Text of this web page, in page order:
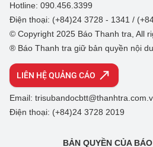
Hotline: 090.456.3399
Điện thoại: (+84)24 3728 - 1341 /
© Copyright 2025 Báo Thanh tra, All
® Báo Thanh tra giữ bản quyền nội
LIÊN HỆ QUẢNG CÁO
Email:
Điện thoại: (+84)24 3728 2019
BẢN QUYỀN CỦA